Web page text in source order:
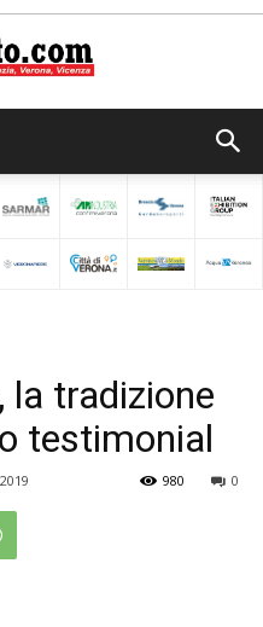
del
la tradizione
testimonial
0
980